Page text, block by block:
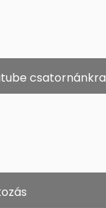
csatornánkra